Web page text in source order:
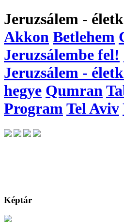
Jeruzsálem -
Akkon Betlehem
Jeruzsálembe fel!
Jeruzsálem -
hegye Qumran
Program Tel Aviv
Képtár